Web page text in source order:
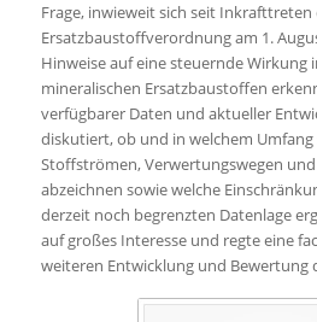
Frage, inwieweit sich seit Inkrafttreten
Ersatzbaustoffverordnung am 1.
Hinweise auf eine steuernde Wirkung
mineralischen Ersatzbaustoffen
verfügbarer Daten und aktueller
diskutiert, ob und in welchem
Stoffströmen, Verwertungswegen
abzeichnen sowie welche
derzeit noch begrenzten Datenlage
auf großes Interesse und regte eine
weiteren Entwicklung und Bewertung